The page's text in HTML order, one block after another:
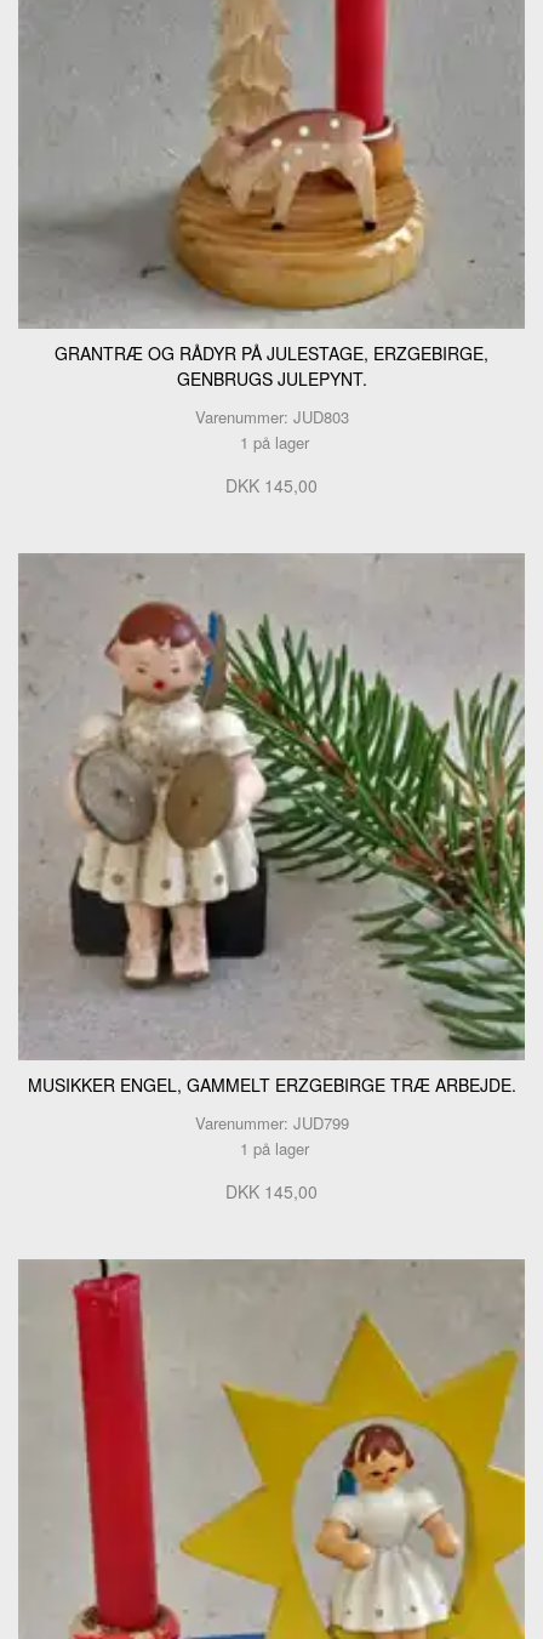
GRANTRÆ OG RÅDYR PÅ JULESTAGE, ERZGEBIRGE,
GENBRUGS JULEPYNT.
Varenummer: JUD803
1 på lager
DKK 145,00
MUSIKKER ENGEL, GAMMELT ERZGEBIRGE TRÆ ARBEJDE.
Varenummer: JUD799
1 på lager
DKK 145,00